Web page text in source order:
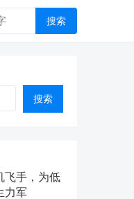
搜索
搜索
飞手，为低
力军